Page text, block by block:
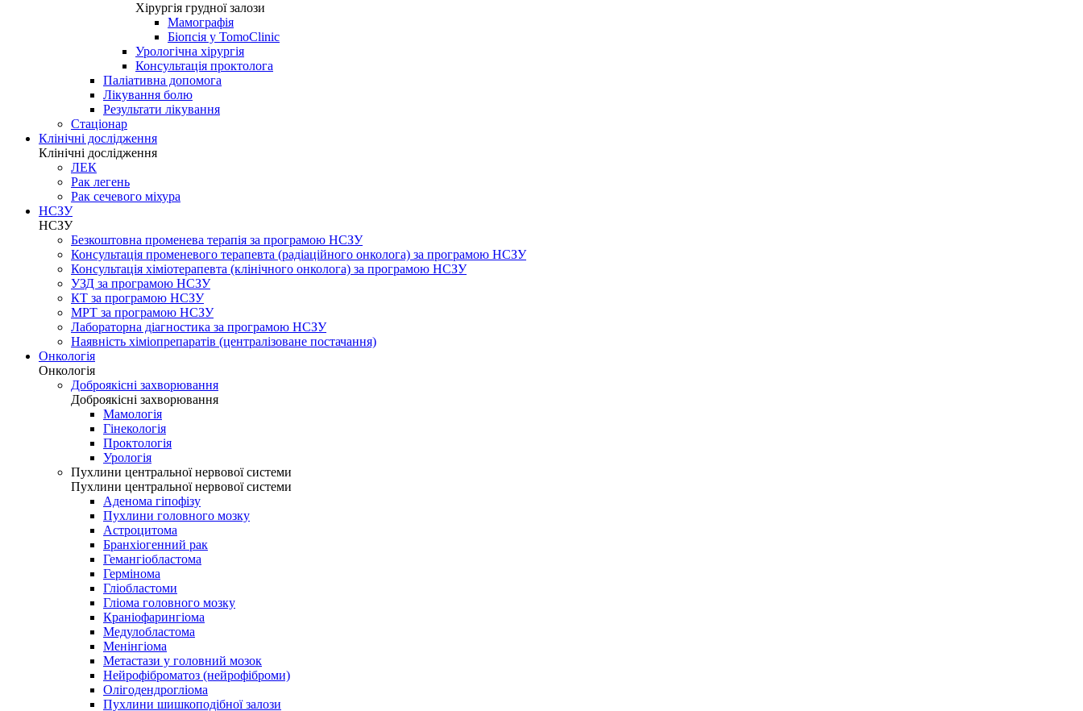
Хірургія грудної залози
Мамографія
Біопсія у TomoClinic
Урологічна хірургія
Консультація проктолога
Паліативна допомога
Лікування болю
Результати лікування
Стаціонар
Клінічні дослідження
Клінічні дослідження
ЛЕК
Рак легень
Рак сечевого міхура
НСЗУ
НСЗУ
Безкоштовна променева терапія за програмою НСЗУ
Консультація променевого терапевта (радіаційного онколога) за програмою НСЗУ
Консультація хіміотерапевта (клінічного онколога) за програмою НСЗУ
УЗД за програмою НСЗУ
КТ за програмою НСЗУ
МРТ за програмою НСЗУ
Лабораторна діагностика за програмою НСЗУ
Наявність хіміопрепаратів (централізоване постачання)
Онкологія
Онкологія
Доброякісні захворювання
Доброякісні захворювання
Мамологія
Гінекологія
Проктологія
Урологія
Пухлини центральної нервової системи
Пухлини центральної нервової системи
Аденома гіпофізу
Пухлини головного мозку
Астроцитома
Бранхіогенний рак
Гемангіобластома
Гермінома
Гліобластоми
Гліома головного мозку
Краніофарингіома
Медулобластома
Менінгіома
Метастази у головний мозок
Нейрофіброматоз (нейрофіброми)
Олігодендрогліома
Пухлини шишкоподібної залози